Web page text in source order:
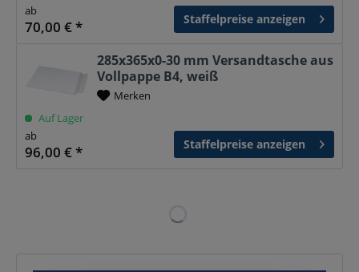
ab
70,00 € * Staffelpreise anzeigen
285x365x0-30 mm Versandtasche aus
Vollpappe B4, weiß
Merken
Auf Lager
ab
96,00 € * Staffelpreise anzeigen